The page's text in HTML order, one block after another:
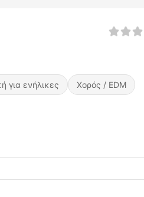
για ενήλικες Χορός / EDM